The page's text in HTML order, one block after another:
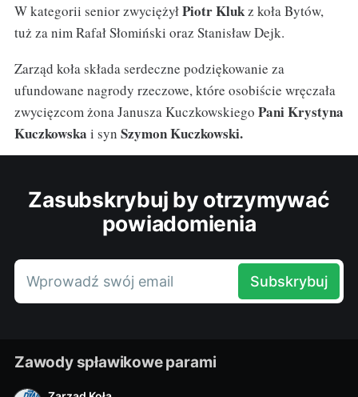
W kategorii senior zwyciężyłPiotr Klukz koła Bytów,
tuż za nim Rafał Słomiński oraz Stanisław Dejk.
Zarząd koła składa serdeczne podziękowanie za
ufundowane nagrody rzeczowe, które osobiście wręczała
zwycięzcom żona Janusza Kuczkowskiego Pani Krystyna
Kuczkowska i syn Szymon Kuczkowski.
Zasubskrybuj by otrzymywać
powiadomienia
Wprowadź swój email Subskrybuj
Zawody spławikowe parami